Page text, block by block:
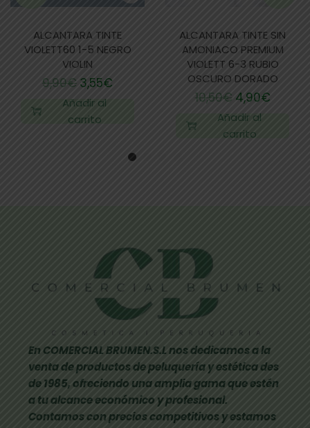
ALCANTARA TINTE
VIOLETT60 1-5 NEGRO
VIOLIN
9,90€ 3,55€
Añadir al
carrito
ALCANTARA TINTE SIN
AMONIACO PREMIUM
VIOLETT 6-3 RUBIO
OSCURO DORADO
10,50€ 4,90€
Añadir al
carrito
En COMERCIAL BRUMEN.S.L nos dedicamos a la
venta de productos de peluquería y estética des
de 1985, ofreciendo una amplia gama que estén
a tu alcance económico y profesional.
Contamos con precios competitivos y estamos